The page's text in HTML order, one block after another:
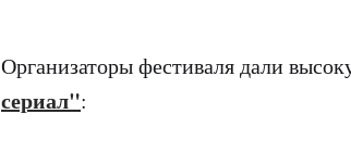
Организаторы фестиваля дали
сериал":